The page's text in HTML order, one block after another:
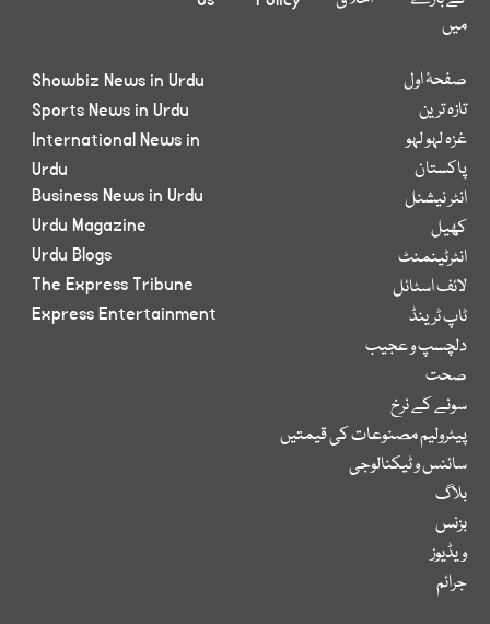
میں
صفحۂ اول
تازہ ترین
غزہ لہو لہو
پاکستان
انٹر نیشنل
کھیل
انٹرٹینمنٹ
لائف اسٹائل
ٹاپ ٹرینڈ
دلچسپ و عجیب
صحت
سونے کے نرخ
پیٹرولیم مصنوعات کی قیمتیں
سائنس و ٹیکنالوجی
بلاگ
بزنس
ویڈیوز
جرائم
Showbiz News in Urdu
Sports News in Urdu
International News in
Urdu
Business News in Urdu
Urdu Magazine
Urdu Blogs
The Express Tribune
Express Entertainment